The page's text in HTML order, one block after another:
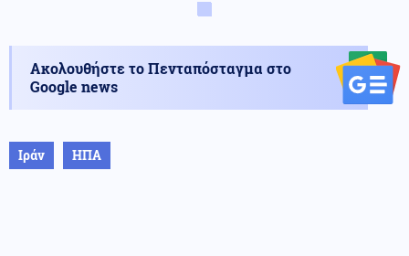
Ακολουθήστε το Πενταπόσταγμα στο
Google news
Ιράν ΗΠΑ